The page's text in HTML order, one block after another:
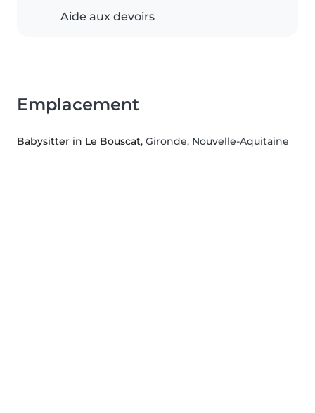
Aide aux devoirs
Emplacement
Babysitter in Le Bouscat, Gironde, Nouvelle-Aquitaine